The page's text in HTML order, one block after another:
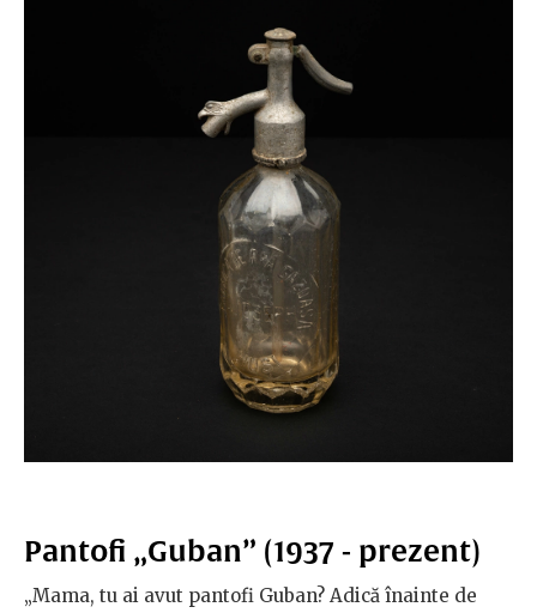
Pantofi „Guban” (1937 - prezent)
„Mama, tu ai avut pantofi Guban? Adică înainte de